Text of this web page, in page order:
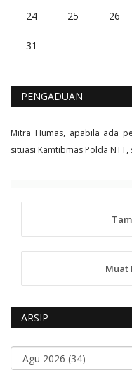
24 25 26
31
PENGADUAN
Mitra Humas, apabila ada
situasi Kamtibmas Polda
Muat
ARSIP